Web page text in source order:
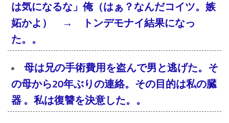
は気になるな」俺（はぁ？なんだコイツ。嫉
妬かよ） → トンデモナイ結果になっ
た。。
母は兄の手術費用を盗んで男と逃げた。そ
の母から20年ぶりの連絡。その目的は私の臓
器 。私は復讐を決意した。。